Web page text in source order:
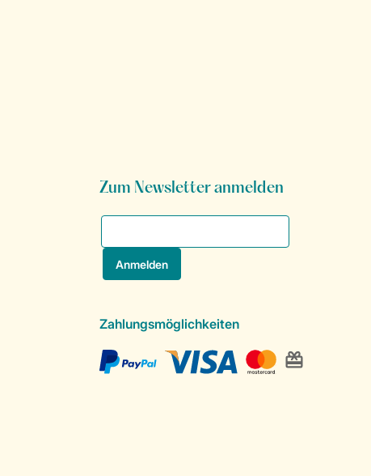
Zum Newsletter anmelden
Zahlungsmöglichkeiten